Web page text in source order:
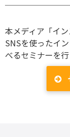
本メディア「イ
SNSを使ったイ
べるセミナーを行